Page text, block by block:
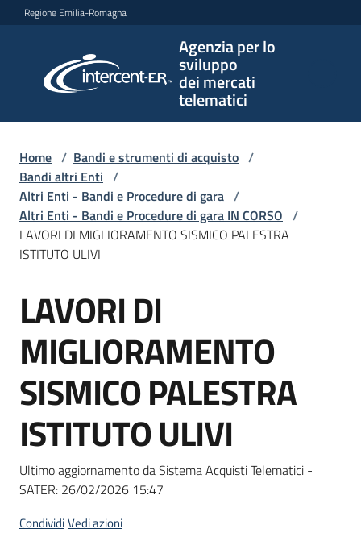
Vai al contenuto
Vai alla navigazione
Vai al footer
Regione Emilia-Romagna
Agenzia per lo
sviluppo
dei mercati
telematici
per lo
sviluppo
telematici
L'Agenzia
Bandi
e
di
Supporto
Piattaforme
telematiche
Home / Bandi e strumenti di acquisto /
Bandi altri Enti /
Altri Enti - Bandi e Procedure di gara /
Altri Enti - Bandi e Procedure di gara IN CORSO /
LAVORI DI MIGLIORAMENTO SISMICO PALESTRA
ISTITUTO ULIVI
Salta al contenuto
LAVORI DI
MIGLIORAMENTO
SISMICO PALESTRA
ISTITUTO ULIVI
Ultimo aggiornamento da Sistema Acquisti Telematici -
SATER: 26/02/2026 15:47
CondividiVedi azioni